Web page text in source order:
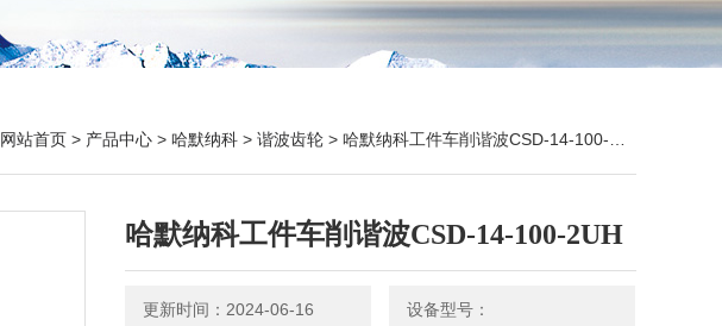
网站首页 > 产品中心 > 哈默纳科 > 谐波齿轮 > 哈默纳科工件车削谐波CSD-14-100-2UH
哈默纳科工件车削谐波CSD-14-100-2UH
更新时间：2024-06-16 设备型号：